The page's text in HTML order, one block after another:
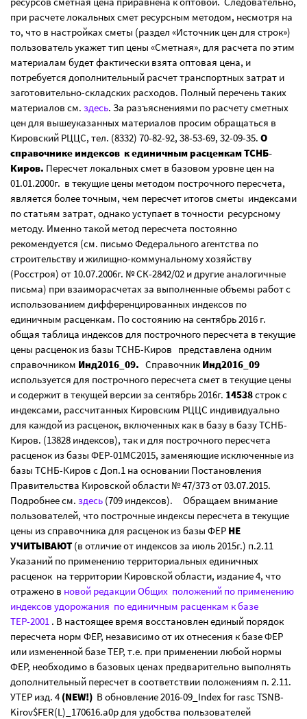
при расчете локальных смет ресурсным методом, несмотря на
то, что в настройках сметы (раздел «Источник цен для строк»)
пользователь укажет тип цены «Сметная», для расчета по этим
материалам будет фактически взята оптовая цена, и
потребуется дополнительный расчет транспортных затрат и
заготовительно-складских расходов. Полный перечень таких
материалов см. здесь. За разъяснениями по расчету сметных
цен для вышеуказанных материалов просим обращаться в
Кировский РЦЦС, тел. (8332) 70-82-92, 38-53-69, 32-09-35. О
справочнике индексов к единичным расценкам ТСНБ-
Киров. Пересчет локальных смет в базовом уровне цен на
01.01.2000г. в текущие цены методом построчного пересчета,
является более точным, чем пересчет итогов сметы индексами
по статьям затрат, однако уступает в точности ресурсному
методу. Именно такой метод пересчета постоянно
рекомендуется (см. письмо Федерального агентства по
строительству и жилищно-коммунальному хозяйству
(Росстроя) от 10.07.2006г. № СК-2842/02 и другие аналогичные
письма) при взаиморасчетах за выполненные объемы работ с
использованием дифференцированных индексов по
единичным расценкам. По состоянию на сентябрь 2016 г.
общая таблица индексов для построчного пересчета в текущие
цены расценок из базы ТСНБ-Киров представлена одним
справочником Инд2016_09. Справочник Инд2016_09
используется для построчного пересчета смет в текущие цены
и содержит в текущей версии за сентябрь 2016г. 14538строк с
индексами, рассчитанных Кировским РЦЦС индивидуально
для каждой из расценок, включенных как в базу в базу ТСНБ-
Киров. (13828 индексов), так и для построчного пересчета
расценок из базы ФЕР-01МС2015, заменяющие исключенные из
базы ТСНБ-Киров с Доп.1 на основании Постановления
Правительства Кировской области № 47/373 от 03.07.2015.
Подробнее см. здесь (709 индексов). Обращаем внимание
пользователей, что построчные индексы пересчета в текущие
цены из справочника для расценок из базы ФЕР НЕ
УЧИТЫВАЮТ(в отличие от индексов за июль 2015г.) п.2.11
Указаний по применению территориальных единичных
расценок на территории Кировской области, издание 4, что
отражено в новой редакции Общих положений по применению
индексов удорожания по единичным расценкам к базе
ТЕР-2001 . В настоящее время восстановлен единый порядок
пересчета норм ФЕР, независимо от их отнесения к базе ФЕР
или измененной базе ТЕР, т.е. при применении любой нормы
ФЕР, необходимо в базовых ценах предварительно выполнять
дополнительный пересчет в соответствии положениям п. 2.11.
УТЕР изд. 4 (NEW!) В обновление 2016-09_Index for rasc TSNB-
Kirov$FER(L)_170616.a0p для удобства пользователей